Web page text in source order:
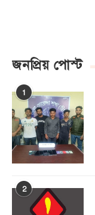
জনপ্রিয় পোস্ট
1
2